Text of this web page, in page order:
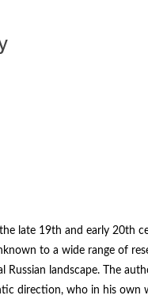
late 19th and early 20th
to a wide range of
landscape. The
direction, who in his own